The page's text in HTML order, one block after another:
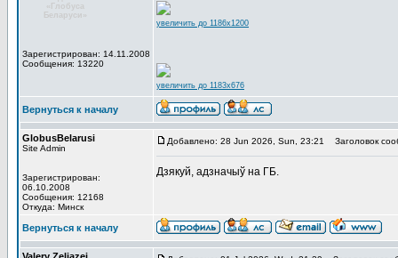
«Глобуса
Беларуси»
Зарегистрирован: 14.11.2008
Сообщения: 13220
увеличить до 1186x1200
увеличить до 1183x676
Вернуться к началу
GlobusBelarusi
Site Admin
Зарегистрирован:
06.10.2008
Сообщения: 12168
Откуда: Минск
Добавлено: 28 Jun 2026, Sun, 23:21 Заголовок
Дзякуй, адзначыў на ГБ.
Вернуться к началу